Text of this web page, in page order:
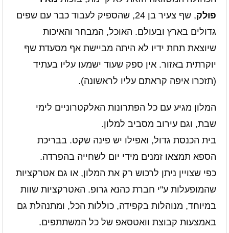
פולק
, שף צעיר בן 24, שהספיק לעבוד כבר עם שפים
גדולים בארץ ובעולם. האוכל, המבחר והאיכות
שיוצאת תחת ידיו לא היתה מביישת אף מסעדת שף
יוקרתית באזור. אין ספק שעוד ישמעו עליו בעתיד
(תזכרו איפה קראתם עליו לראשונה).
המלון מגיע עם כל הפתרונות האלקטרוניים לימי
שבת, וגם עירוב מסביב למלון.
בית הכנסת גדול, ואפילו יש פינה שקט. בבריכת
הספא תמצאו זמנים מידי יום לשחייה בהפרדה.
כפי שצויין ניתן לרכוש רק את המלון, או גם אטרקציות
שהמופעלות ע"י חברת כהנא גרופ. האטרקציות שוות
במיוחד, מנוהלות בקפידה, כוללות הכל, ומתנהלת גם
באמצעות קבוצת וואטסאפ של כל המשתתפים.